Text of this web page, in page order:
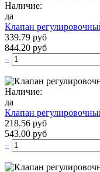
Наличие:
да
Клапан
339.79 руб
844.20 руб
–
Наличие:
да
Клапан
218.56 руб
543.00 руб
–